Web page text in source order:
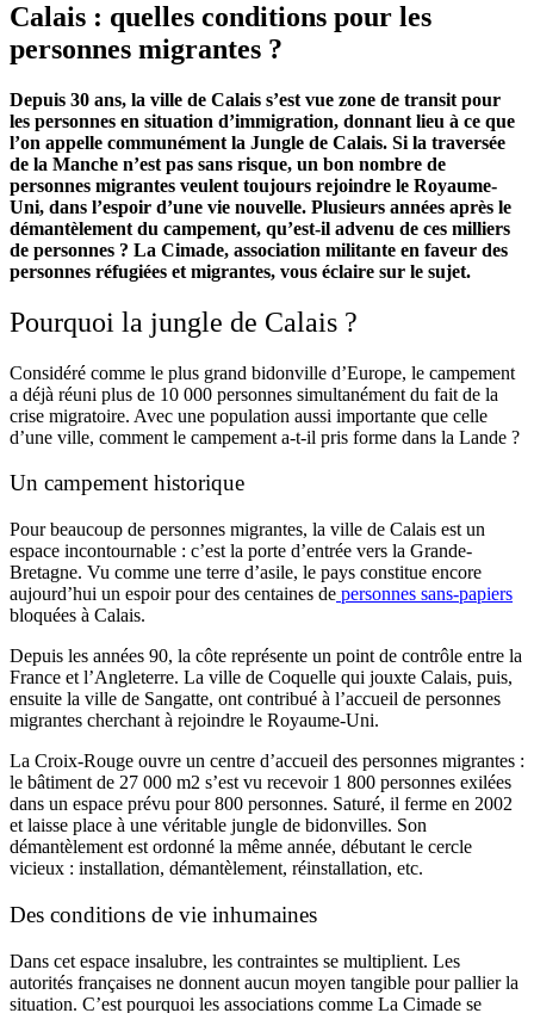
Calais : quelles conditions pour les
personnes migrantes ?
Depuis 30 ans, la ville de Calais s’est vue zone de transit pour
les personnes en situation d’immigration, donnant lieu à ce que
l’on appelle communément la Jungle de Calais. Si la traversée
de la Manche n’est pas sans risque, un bon nombre de
personnes migrantes veulent toujours rejoindre le Royaume-
Uni, dans l’espoir d’une vie nouvelle. Plusieurs années après le
démantèlement du campement, qu’est-il advenu de ces milliers
de personnes ? La Cimade, association militante en faveur des
personnes réfugiées et migrantes, vous éclaire sur le sujet.
Pourquoi la jungle de Calais ?
Considéré comme le plus grand bidonville d’Europe, le campement
a déjà réuni plus de 10 000 personnes simultanément du fait de la
crise migratoire. Avec une population aussi importante que celle
d’une ville, comment le campement a-t-il pris forme dans la Lande ?
Un campement historique
Pour beaucoup de personnes migrantes, la ville de Calais est un
espace incontournable : c’est la porte d’entrée vers la Grande-
Bretagne. Vu comme une terre d’asile, le pays constitue encore
aujourd’hui un espoir pour des centaines de personnes sans-papiers
bloquées à Calais.
Depuis les années 90, la côte représente un point de contrôle entre la
France et l’Angleterre. La ville de Coquelle qui jouxte Calais, puis,
ensuite la ville de Sangatte, ont contribué à l’accueil de personnes
migrantes cherchant à rejoindre le Royaume-Uni.
La Croix-Rouge ouvre un centre d’accueil des personnes migrantes :
le bâtiment de 27 000 m2 s’est vu recevoir 1 800 personnes exilées
dans un espace prévu pour 800 personnes. Saturé, il ferme en 2002
et laisse place à une véritable jungle de bidonvilles. Son
démantèlement est ordonné la même année, débutant le cercle
vicieux : installation, démantèlement, réinstallation, etc.
Des conditions de vie inhumaines
Dans cet espace insalubre, les contraintes se multiplient. Les
autorités françaises ne donnent aucun moyen tangible pour pallier la
situation. C’est pourquoi les associations comme La Cimade se